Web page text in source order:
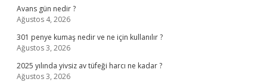
Avans gün nedir ?
Ağustos 4, 2026
301 penye kumaş nedir ve ne için kullanılır ?
Ağustos 3, 2026
2025 yılında yivsiz av tüfeği harcı ne kadar ?
Ağustos 3, 2026